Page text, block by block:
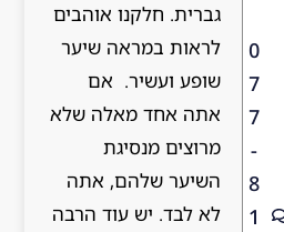
0
7
7
-
8
1
גברית. חלקנו אוהבים
לראות במראה שיער
שופע ועשיר. אם
אתה אחד מאלה שלא
מרוצים מנסיגת
השיער שלהם, אתה
לא לבד. יש עוד הרבה